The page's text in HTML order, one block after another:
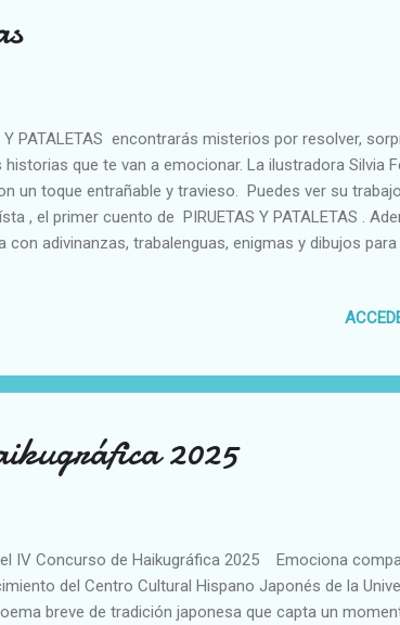
Y PATALETAS encontrarás misterios por resolver,
que te van a emocionar. La ilustradora Silvia
un toque entrañable y travieso. Puedes ver su
, el primer cuento de PIRUETAS Y PATALETAS .
con adivinanzas, trabalenguas, enigmas y dibujos
2025
IV Concurso de Haikugráfica 2025 Emociona
del Centro Cultural Hispano Japonés de la
breve de tradición japonesa que capta un